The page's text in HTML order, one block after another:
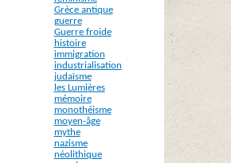
Grèce antique
guerre
Guerre froide
histoire
immigration
industrialisation
judaïsme
les Lumières
mémoire
monothéisme
moyen-âge
mythe
nazisme
néolithique